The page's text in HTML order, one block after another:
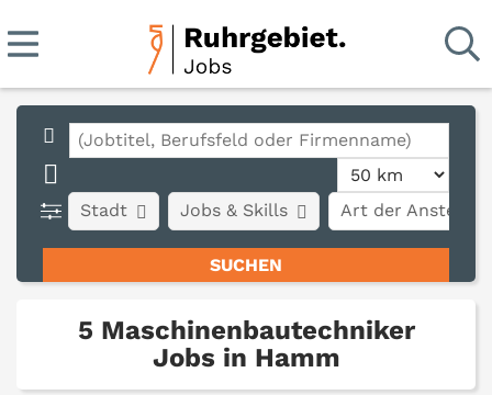
Stadt Art der
Jobs & Skills
5 Maschinenbautechniker
Jobs in Hamm